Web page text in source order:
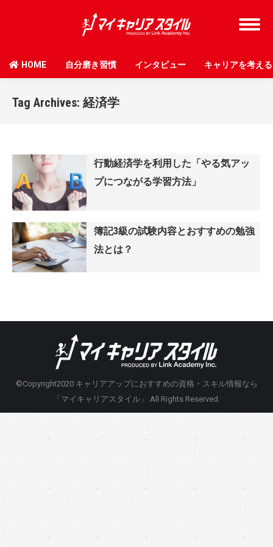
HOME 自分磨き習慣 インタビュー キャリアを考える
Tag Archives: 経済学
行動経済学を利用した「やる気アッ
プにつながる学習方法」
簿記3級の試験内容とおすすめの勉強
法とは？
©Copyright2020 キャリアアップにおすすめの資格・スキル情報なら
「マイキャリアスタイル」 .All Rights Reserved.